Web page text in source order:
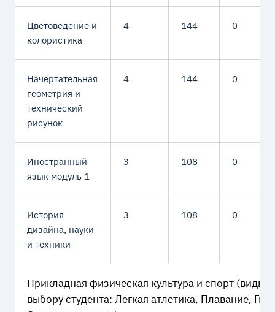
Цветоведение и
колористика
4 144 0
Начертательная
геометрия и
технический
рисунок
4 144 0
Иностранный
язык модуль 1
3 108 0
История
дизайна, науки
и техники
3 108 0
Прикладная физическая культура и спорт (виды
выбору студента: Легкая атлетика, Плавание,